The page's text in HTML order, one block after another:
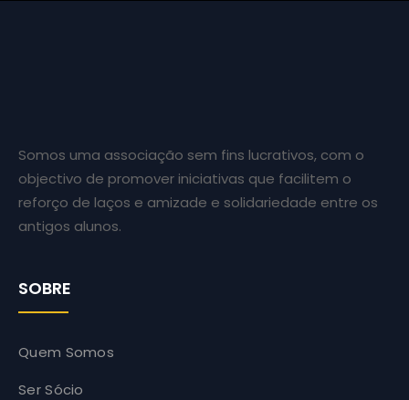
Somos uma associação sem fins lucrativos, com o
objectivo de promover iniciativas que facilitem o
reforço de laços e amizade e solidariedade entre os
antigos alunos.
SOBRE
Quem Somos
Ser Sócio